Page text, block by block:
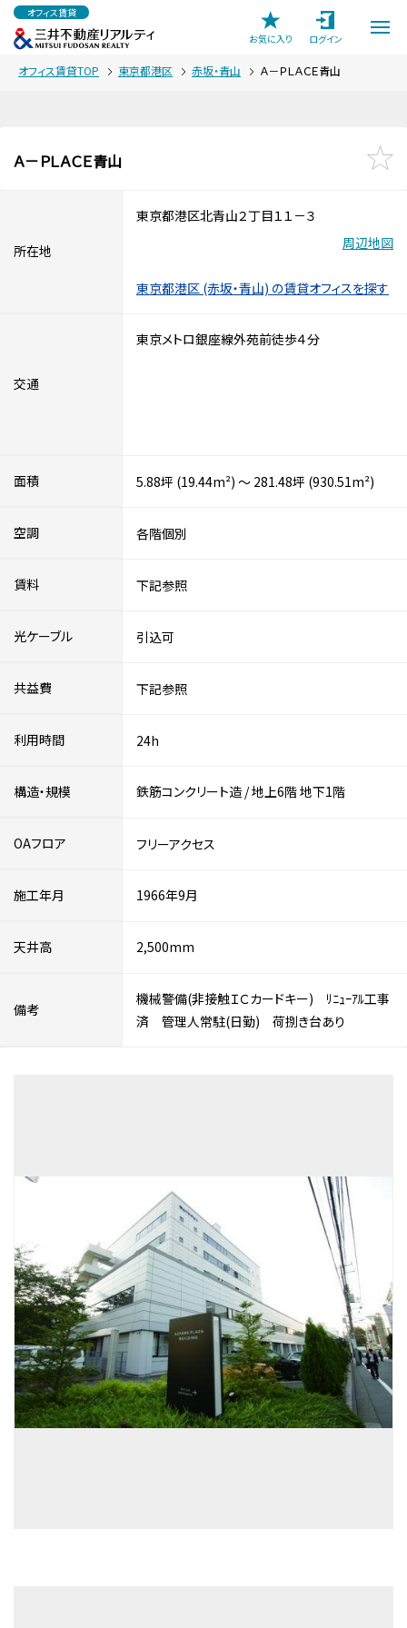
オフィス賃貸
お気に入り
ログイン
オフィス賃貸TOP 東京都港区 赤坂・青山 Ａ－ＰＬＡＣＥ青山
Ａ－ＰＬＡＣＥ青山
所在地
東京都港区北青山２丁目１１－３
周辺地図
東京都港区 (赤坂・青山) の賃貸オフィスを探す
交通
東京メトロ銀座線外苑前徒歩４分
面積 5.88坪 (19.44m²) ～ 281.48坪 (930.51m²)
空調 各階個別
賃料 下記参照
光ケーブル 引込可
共益費 下記参照
利用時間 24h
構造・規模 鉄筋コンクリート造 /地上6階地下1階
OAフロア フリーアクセス
施工年月 1966年9月
天井高 2,500mm
備考
機械警備(非接触ＩＣカードキー) ﾘﾆｭｰｱﾙ工事
済 管理人常駐(日勤) 荷捌き台あり